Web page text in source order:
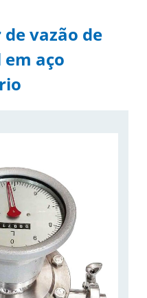
vazão de
aço